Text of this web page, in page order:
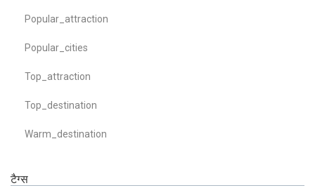
Popular_attraction
Popular_cities
Top_attraction
Top_destination
Warm_destination
टैग्स